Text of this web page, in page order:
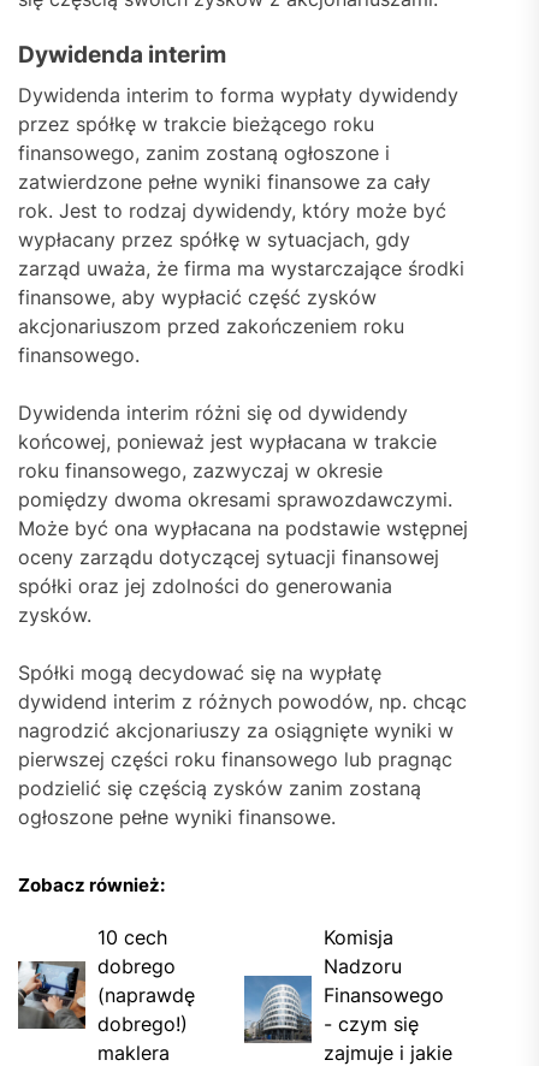
Dywidenda interim
Dywidenda interim to forma wypłaty dywidendy
przez spółkę w trakcie bieżącego roku
finansowego, zanim zostaną ogłoszone i
zatwierdzone pełne wyniki finansowe za cały
rok. Jest to rodzaj dywidendy, który może być
wypłacany przez spółkę w sytuacjach, gdy
zarząd uważa, że firma ma wystarczające środki
finansowe, aby wypłacić część zysków
akcjonariuszom przed zakończeniem roku
finansowego.
Dywidenda interim różni się od dywidendy
końcowej, ponieważ jest wypłacana w trakcie
roku finansowego, zazwyczaj w okresie
pomiędzy dwoma okresami sprawozdawczymi.
Może być ona wypłacana na podstawie wstępnej
oceny zarządu dotyczącej sytuacji finansowej
spółki oraz jej zdolności do generowania
zysków.
Spółki mogą decydować się na wypłatę
dywidend interim z różnych powodów, np. chcąc
nagrodzić akcjonariuszy za osiągnięte wyniki w
pierwszej części roku finansowego lub pragnąc
podzielić się częścią zysków zanim zostaną
ogłoszone pełne wyniki finansowe.
Zobacz również:
10 cech
dobrego
(naprawdę
dobrego!)
maklera
Komisja
Nadzoru
Finansowego
- czym się
zajmuje i jakie